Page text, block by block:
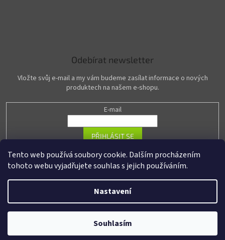
Tento web používá soubory cookie. Dalším procházením
tohoto webu vyjadřujete souhlas s jejich používáním.
Nastavení
Souhlasím
Odebírat newsletter
Vložte svůj e-mail a my vám budeme zasílat informace o nových
produktech na našem e-shopu.
E-mail
PŘIHLÁSIT SE
Vytvořil Shoptet
Copyright 2026
Upravit nastavení
cookies